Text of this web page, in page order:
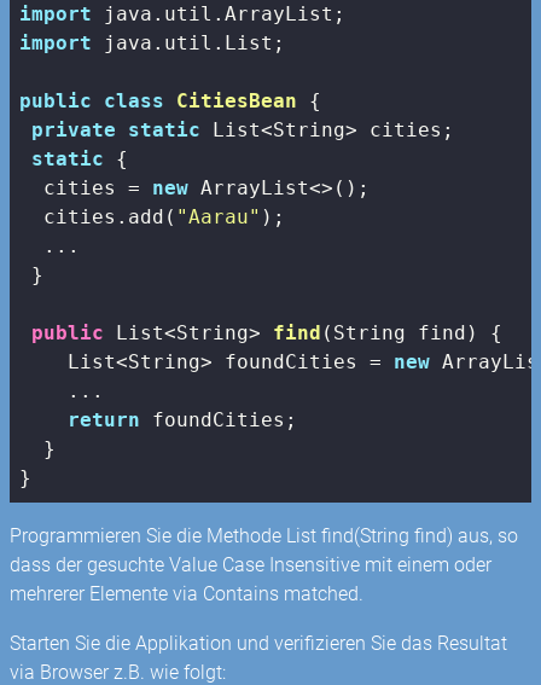
import
import java.util.List;
public class CitiesBean
{
private
static List<String> cities;
static {
  cities =
new ArrayList<>();
  cities.add(
"Aarau" );
  ...
}
public List<String> find (String find)
{
    List<String> foundCities =
new
    ...
return foundCities;
  }
}
Programmieren Sie die Methode List find(String find) aus, so
dass der gesuchte Value Case Insensitive mit einem oder
mehrerer Elemente via Contains matched.
Starten Sie die Applikation und verifizieren Sie das Resultat
via Browser z.B. wie folgt: